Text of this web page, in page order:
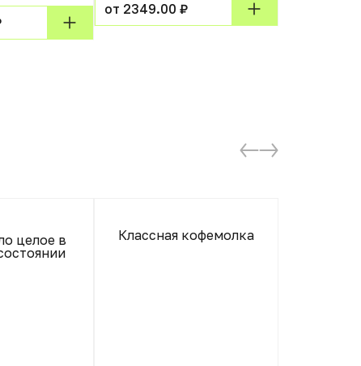
от 2349.00 ₽
целое в
Классная кофемолка